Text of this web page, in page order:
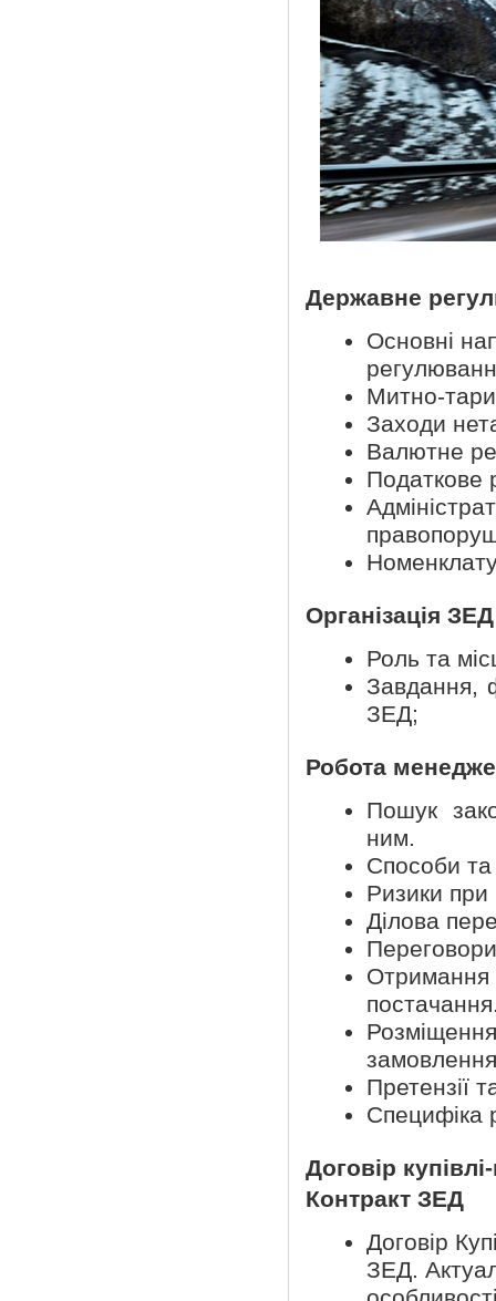
Державне
Основні
Митно-
Заходи
Валютне
Податкове
Організація
Роль та
Завдання,
ЗЕД;
Робота
Пошук
ним.
Способи та
Ризики при
Ділова
Претензії
Специфіка
Договір
Контракт ЗЕД
Договір
ЗЕД.